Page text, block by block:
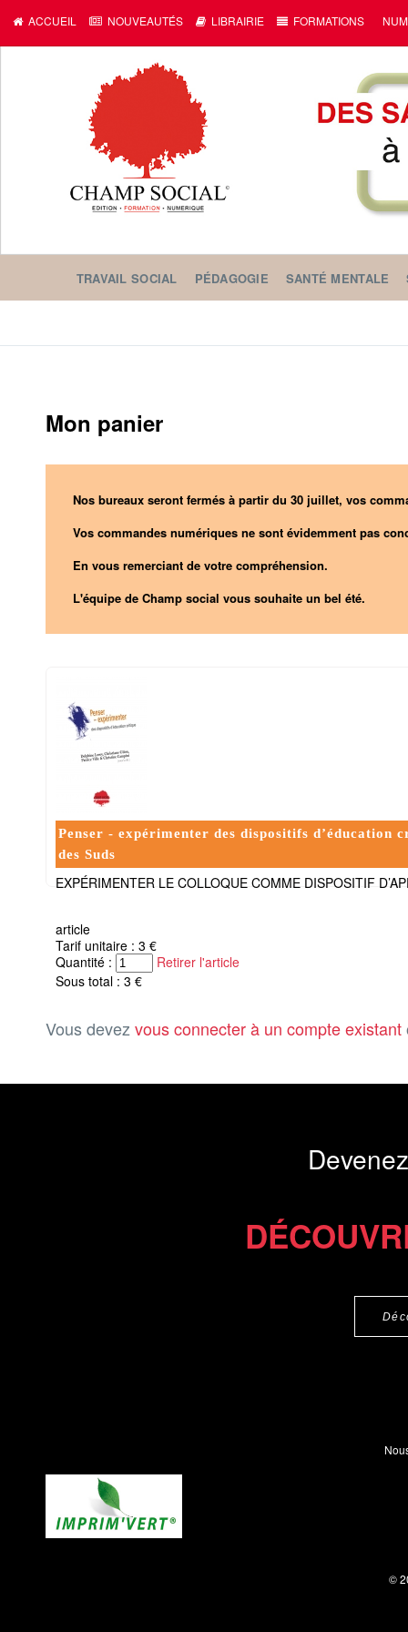
ACCUEIL NOUVEAUTÉS LIBRAIRIE FORMATIONS
TRAVAIL SOCIAL PÉDAGOGIE SANTÉ MENTALE
Mon panier
Nos bureaux seront fermés à partir du 30 juillet, vos
Vos commandes numériques ne sont évidemment pas
En vous remerciant de votre compréhension.
L'équipe de Champ social vous souhaite un bel été.
Penser - expérimenter des dispositifs d’éducation
des Suds
EXPÉRIMENTER LE COLLOQUE COMME DISPOSITIF
article
Tarif unitaire : 3 €
Quantité :
Retirer l'article
Sous total : 3 €
Vous devez vous connecter à un compte existant
©